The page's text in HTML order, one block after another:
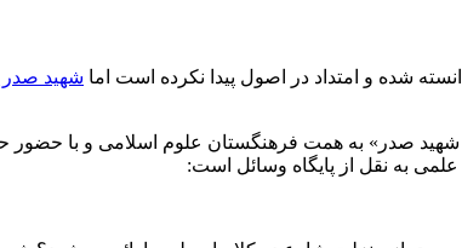
شده و امتداد در اصول پیدا نکرده است اما شهید صدر
صدر» به همت فرهنگستان علوم اسلامی و با حضور
به نقل از پایگاه وسائل است: